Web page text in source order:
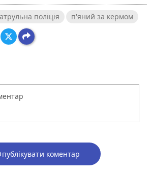
поліція п'яний за кермом
коментар